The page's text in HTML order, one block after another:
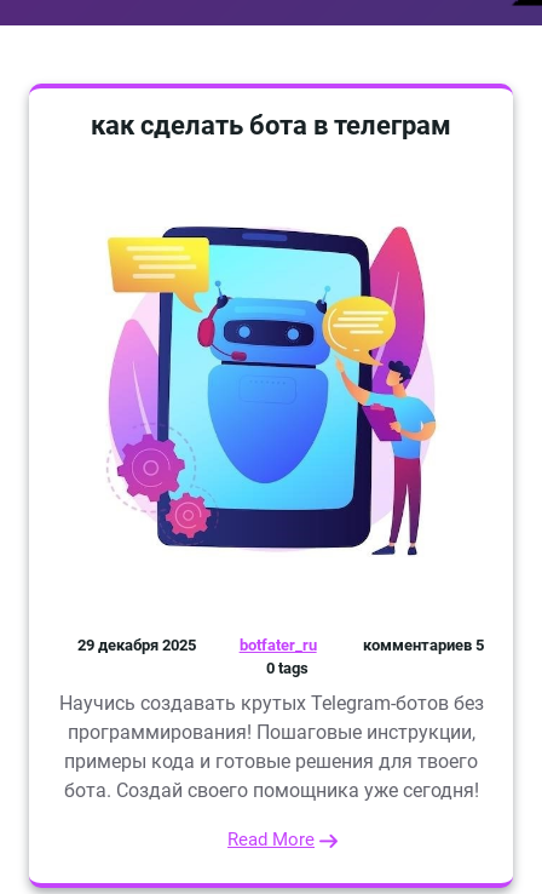
как сделать бота в телеграм
29 декабря 2025 botfater_ru
комментариев 5
0 tags
Научись создавать крутых Telegram-ботов без
программирования! Пошаговые инструкции,
примеры кода и готовые решения для твоего
бота. Создай своего помощника уже сегодня!
Read More